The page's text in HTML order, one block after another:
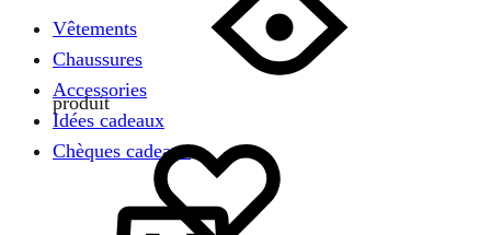
Vêtements
Chaussures
Accessories
Idées cadeaux
Chèques cadeaux
produit